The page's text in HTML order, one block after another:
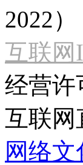
2022）
互联网
经营许
互联网
网络